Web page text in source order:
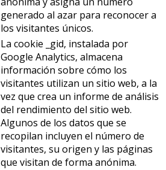
generado al azar para reconocer a
los visitantes únicos.
La cookie _gid, instalada por
Google Analytics, almacena
información sobre cómo los
visitantes utilizan un sitio web, a la
vez que crea un informe de análisis
del rendimiento del sitio web.
Algunos de los datos que se
recopilan incluyen el número de
visitantes, su origen y las páginas
que visitan de forma anónima.